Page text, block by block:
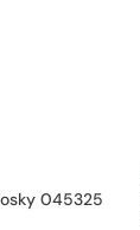
045325